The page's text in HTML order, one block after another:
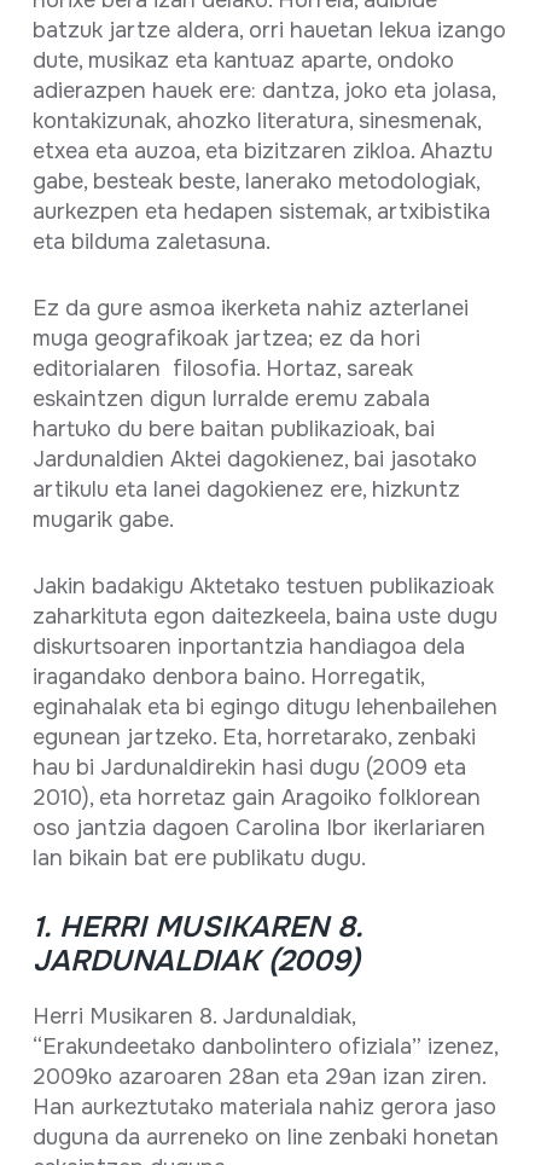
batzuk jartze aldera, orri hauetan lekua izango
dute, musikaz eta kantuaz aparte, ondoko
adierazpen hauek ere: dantza, joko eta jolasa,
kontakizunak, ahozko literatura, sinesmenak,
etxea eta auzoa, eta bizitzaren zikloa. Ahaztu
gabe, besteak beste, lanerako metodologiak,
aurkezpen eta hedapen sistemak, artxibistika
eta bilduma zaletasuna.
Ez da gure asmoa ikerketa nahiz azterlanei
muga geografikoak jartzea; ez da hori
editorialaren filosofia. Hortaz, sareak
eskaintzen digun lurralde eremu zabala
hartuko du bere baitan publikazioak, bai
Jardunaldien Aktei dagokienez, bai jasotako
artikulu eta lanei dagokienez ere, hizkuntz
mugarik gabe.
Jakin badakigu Aktetako testuen publikazioak
zaharkituta egon daitezkeela, baina uste dugu
diskurtsoaren inportantzia handiagoa dela
iragandako denbora baino. Horregatik,
eginahalak eta bi egingo ditugu lehenbailehen
egunean jartzeko. Eta, horretarako, zenbaki
hau bi Jardunaldirekin hasi dugu (2009 eta
2010), eta horretaz gain Aragoiko folklorean
oso jantzia dagoen Carolina Ibor ikerlariaren
lan bikain bat ere publikatu dugu.
1. HERRI MUSIKAREN 8.
JARDUNALDIAK (2009)
Herri Musikaren 8. Jardunaldiak,
“Erakundeetako danbolintero ofiziala” izenez,
2009ko azaroaren 28an eta 29an izan ziren.
Han aurkeztutako materiala nahiz gerora jaso
duguna da aurreneko on line zenbaki honetan